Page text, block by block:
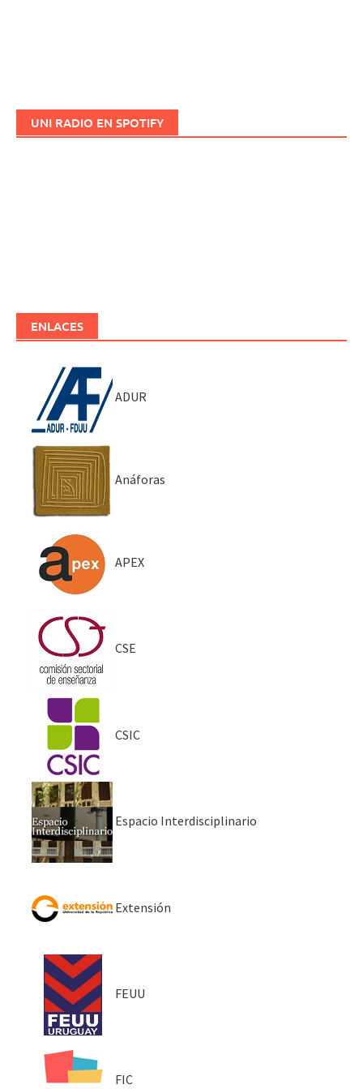
UNI RADIO EN SPOTIFY
ENLACES
ADUR
Anáforas
APEX
CSE
CSIC
Espacio Interdisciplinario
Extensión
FEUU
FIC